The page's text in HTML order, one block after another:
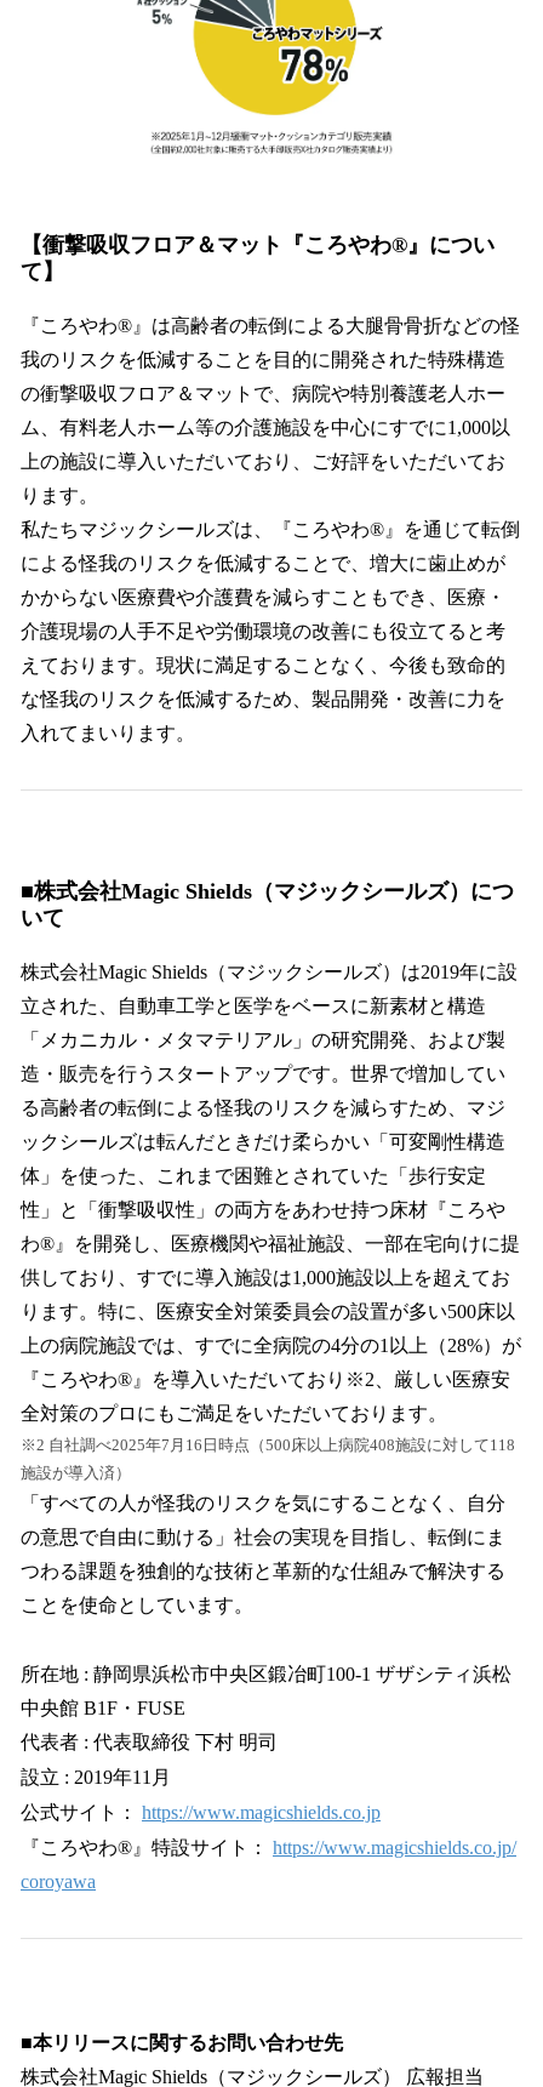
【衝撃吸収フロア＆マット『ころやわ®』につい
て】
『ころやわ®』は高齢者の転倒による大腿骨骨折などの怪
我のリスクを低減することを目的に開発された特殊構造
の衝撃吸収フロア＆マットで、病院や特別養護老人ホー
ム、有料老人ホーム等の介護施設を中心にすでに1,000以
上の施設に導入いただいており、ご好評をいただいてお
ります。
私たちマジックシールズは、『ころやわ®』を通じて転倒
による怪我のリスクを低減することで、増大に歯止めが
かからない医療費や介護費を減らすこともでき、医療・
介護現場の人手不足や労働環境の改善にも役立てると考
えております。現状に満足することなく、今後も致命的
な怪我のリスクを低減するため、製品開発・改善に力を
入れてまいります。
■株式会社Magic Shields（マジックシールズ）につ
いて
株式会社Magic Shields（マジックシールズ）は2019年に設
立された、自動車工学と医学をベースに新素材と構造
「メカニカル・メタマテリアル」の研究開発、および製
造・販売を行うスタートアップです。世界で増加してい
る高齢者の転倒による怪我のリスクを減らすため、マジ
ックシールズは転んだときだけ柔らかい「可変剛性構造
体」を使った、これまで困難とされていた「歩行安定
性」と「衝撃吸収性」の両方をあわせ持つ床材『ころや
わ®』を開発し、医療機関や福祉施設、一部在宅向けに提
供しており、すでに導入施設は1,000施設以上を超えてお
ります。特に、医療安全対策委員会の設置が多い500床以
上の病院施設では、すでに全病院の4分の1以上（28%）が
『ころやわ®』を導入いただいており※2、厳しい医療安
全対策のプロにもご満足をいただいております。
※2 自社調べ2025年7月16日時点（500床以上病院408施設に対して118
施設が導入済）
「すべての人が怪我のリスクを気にすることなく、自分
の意思で自由に動ける」社会の実現を目指し、転倒にま
つわる課題を独創的な技術と革新的な仕組みで解決する
ことを使命としています。
所在地 : 静岡県浜松市中央区鍛冶町100-1 ザザシティ浜松
中央館 B1F・FUSE
代表者 : 代表取締役 下村 明司
設立 : 2019年11月
公式サイト： https://www.magicshields.co.jp
『ころやわ®』特設サイト： https://www.magicshields.co.jp/
coroyawa
■本リリースに関するお問い合わせ先
株式会社Magic Shields（マジックシールズ） 広報担当